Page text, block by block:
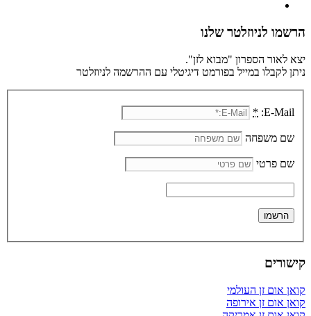
הרשמו לניוזלטר שלנו
יצא לאור הספרון "מבוא לזן".
ניתן לקבלו במייל בפורמט דיגיטלי עם ההרשמה לניוזלטר
E-Mail:
*
שם משפחה
שם פרטי
קישורים
קואן אום זן העולמי
קואן אום זן אירופה